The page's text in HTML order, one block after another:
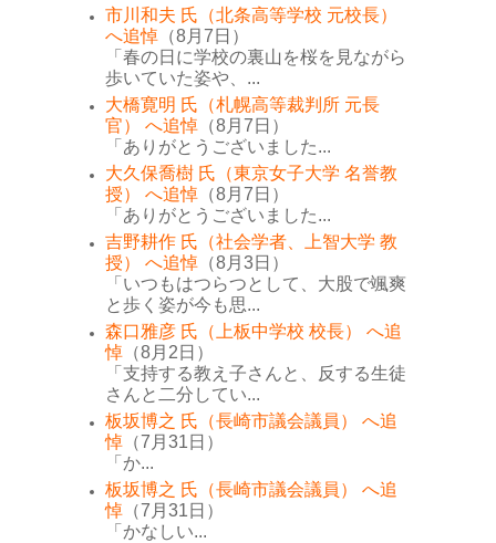
市川和夫 氏（北条高等学校 元校長）
へ追悼 （8月7日）
「春の日に学校の裏山を桜を見ながら
歩いていた姿や、...
大橋寛明 氏（札幌高等裁判所 元長
官） へ追悼 （8月7日）
「ありがとうございました...
大久保喬樹 氏（東京女子大学 名誉教
授） へ追悼 （8月7日）
「ありがとうございました...
吉野耕作 氏（社会学者、上智大学 教
授） へ追悼 （8月3日）
「いつもはつらつとして、大股で颯爽
と歩く姿が今も思...
森口雅彦 氏（上板中学校 校長） へ追
悼 （8月2日）
「支持する教え子さんと、反する生徒
さんと二分してい...
板坂博之 氏（長崎市議会議員） へ追
悼 （7月31日）
「か...
板坂博之 氏（長崎市議会議員） へ追
悼 （7月31日）
「かなしい...